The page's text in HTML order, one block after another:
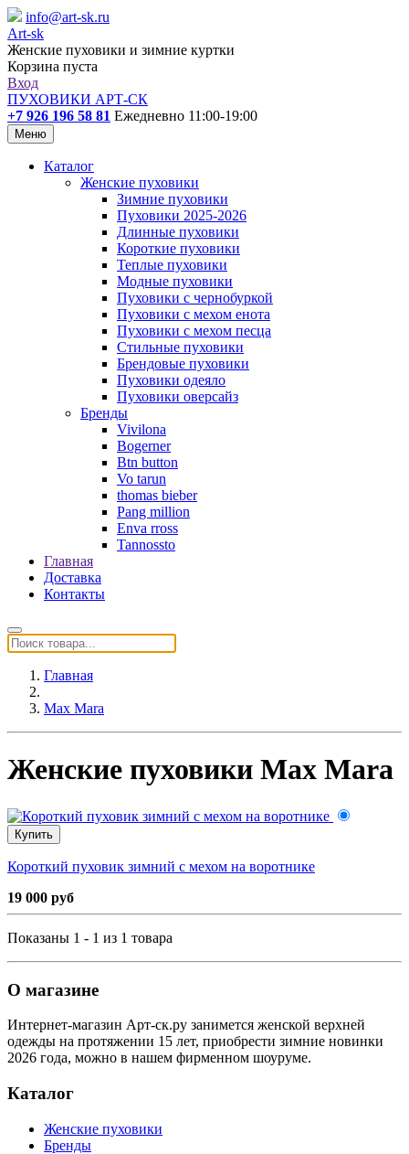
info@art-sk.ru
Art-sk
Женские пуховики и зимние куртки
Корзина пуста
Вход
ПУХОВИКИ АРТ-СК
+7 926 196 58 81 Ежедневно 11:00-19:00
Меню
Каталог
Женские пуховики
Зимние пуховики
Пуховики 2025-2026
Длинные пуховики
Короткие пуховики
Теплые пуховики
Модные пуховики
Пуховики с чернобуркой
Пуховики с мехом енота
Пуховики с мехом песца
Стильные пуховики
Брендовые пуховики
Пуховики одеяло
Пуховики оверсайз
Бренды
Vivilona
Bogerner
Btn button
Vo tarun
thomas bieber
Pang million
Enva rross
Tannossto
Главная
Доставка
Контакты
Главная
Max Mara
Женские пуховики Max Mara
Купить
Короткий пуховик зимний с мехом на воротнике
19 000 руб
Показаны 1 - 1 из 1 товара
О магазине
Интернет-магазин Арт-ск.ру занимется женской верхней
одежды на протяжении 15 лет, приобрести зимние новинки
2026 года, можно в нашем фирменном шоуруме.
Каталог
Женские пуховики
Бренды